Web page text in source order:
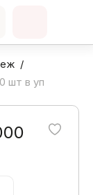
шт в уп